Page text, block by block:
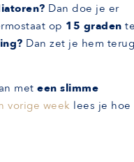
Dan doe je er
op 15 graden
Dan zet je hem terug
met een slimme
vorige week lees je hoe